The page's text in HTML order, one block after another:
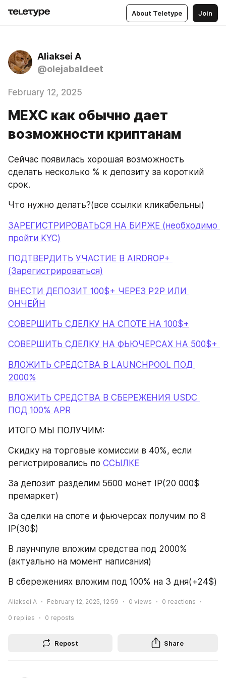
About Teletype Join
Aliaksei A
@olejabaldeet
February 12, 2025
MEXC как обычно дает
возможности криптанам
Сейчас появилась хорошая возможность
сделать несколько % к депозиту за короткий
срок.
Что нужно делать?(все ссылки кликабельны)
ЗАРЕГИСТРИРОВАТЬСЯ НА БИРЖЕ (необходимо
пройти KYC)
ПОДТВЕРДИТЬ УЧАСТИЕ В AIRDROP+
(Зарегистрироваться)
ВНЕСТИ ДЕПОЗИТ 100$+ ЧЕРЕЗ Р2Р ИЛИ
ОНЧЕЙН
СОВЕРШИТЬ СДЕЛКУ НА СПОТЕ НА 100$+
ВЛОЖИТЬ СРЕДСТВА В LAUNCHPOOL ПОД
2000%
ВЛОЖИТЬ СРЕДСТВА В СБЕРЕЖЕНИЯ USDC
ПОД 100% APR
ИТОГО МЫ ПОЛУЧИМ:
Скидку на торговые комиссии в 40%, если
регистрировались по ССЫЛКЕ
За депозит разделим 5600 монет IP(20 000$
премаркет)
За сделки на споте и фьючерсах получим по 8
IP(30$)
В лаунчпуле вложим средства под 2000%
(актуально на момент написания)
В сбережениях вложим под 100% на 3 дня(+24$)
Aliaksei A February 12, 2025, 12:59 0 views 0 reactions
0 replies 0 reposts
Repost Share